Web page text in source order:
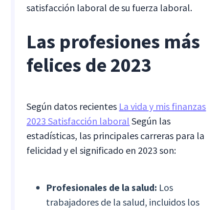
satisfacción laboral de su fuerza laboral.
Las profesiones más
felices de 2023
Según datos recientes La vida y mis finanzas
2023 Satisfacción laboral Según las
estadísticas, las principales carreras para la
felicidad y el significado en 2023 son:
Profesionales de la salud: Los
trabajadores de la salud, incluidos los